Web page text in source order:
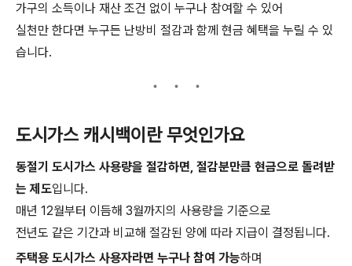
가구의 소득이나 재산 조건 없이 누구나 참여할 수 있어
실천만 한다면 누구든 난방비 절감과 함께 현금 혜택을 누릴 수 있
습니다.
도시가스 캐시백이란 무엇인가요
동절기 도시가스 사용량을 절감하면, 절감분만큼 현금으로 돌려받
는 제도입니다.
매년 12월부터 이듬해 3월까지의 사용량을 기준으로
전년도 같은 기간과 비교해 절감된 양에 따라 지급이 결정됩니다.
주택용 도시가스 사용자라면 누구나 참여 가능하며